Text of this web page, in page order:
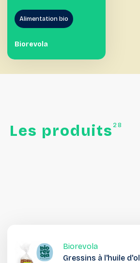
Alimentation bio
Biorevola
Les produits 28
Biorevola
Gressins à l'huile